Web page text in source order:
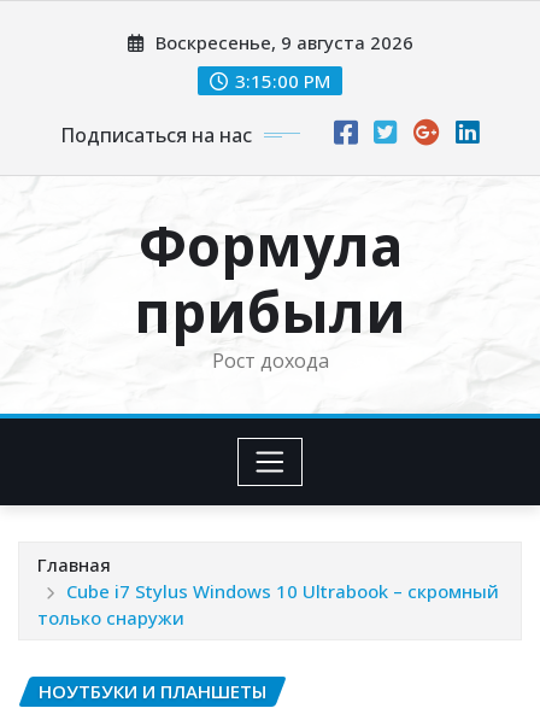
Воскресенье, 9 августа 2026
3:15:01 PM
Подписаться на нас
Формула
прибыли
Рост дохода
Главная
Cube i7 Stylus Windows 10 Ultrabook – скромный
только снаружи
НОУТБУКИ И ПЛАНШЕТЫ